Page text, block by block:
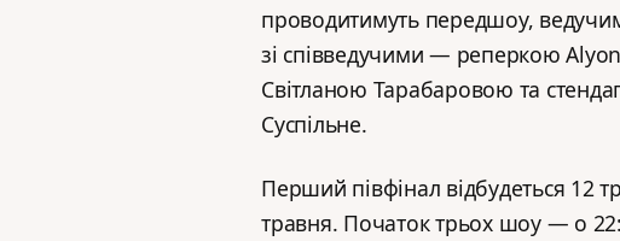
проводитимуть передшоу,
зі співведучими — реперкою
Світланою Тарабаровою та
Суспільне.
Перший півфінал відбудеться 12
травня. Початок трьох шоу — о